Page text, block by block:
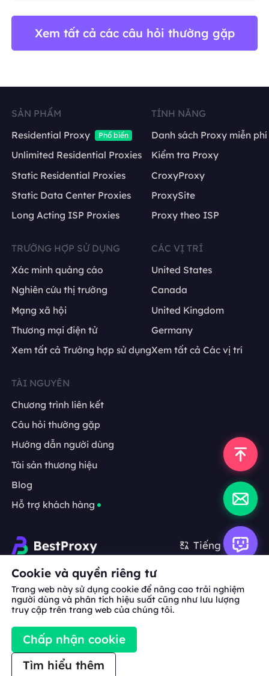
Xem tất cả các câu hỏi thường gặp
SẢN PHẨM
Residential Proxy
Phổ biến
Unlimited Residential Proxies
Static Residential Proxies
Static Data Center Proxies
Long Acting ISP Proxies
TÍNH NĂNG
Danh sách Proxy miễn phí
Kiểm tra Proxy
CroxyProxy
ProxySite
Proxy theo ISP
TRƯỜNG HỢP SỬ DỤNG
Xác minh quảng cáo
Nghiên cứu thị trường
Mạng xã hội
Thương mại điện tử
Xem tất cả Trường hợp sử dụng
CÁC VỊ TRÍ
United States
Canada
United Kingdom
Germany
Xem tất cả Các vị trí
TÀI NGUYÊN
Chương trình liên kết
Câu hỏi thường gặp
Hướng dẫn người dùng
Tài sản thương hiệu
Blog
Hỗ trợ khách hàng
Tiếng Việt
Hợp tác: michael.wang@bestproxy.com
Về
chúng
tôi
Tài sản
thương hiệu
dịch vụ
Cookie và quyền riêng tư
Trang web này sử dụng cookie để nâng cao trải nghiệm
người dùng và phân tích hiệu suất cũng như lưu lượng
truy cập trên trang web của chúng tôi.
Chấp nhận cookie
Tìm hiểu thêm